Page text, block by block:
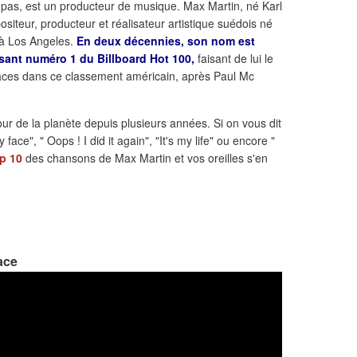
est un producteur de musique. Max Martin, né Karl
producteur et réalisateur artistique suédois né
Los Angeles. En deux décennies, son nom est
numéro 1 du Billboard Hot 100, faisant de lui le
dans ce classement américain, après Paul Mc
de la planète depuis plusieurs années. Si on vous dit
face", " Oops ! I did it again", "It's my life" ou encore "
10des chansons de Max Martin et vos oreilles s'en